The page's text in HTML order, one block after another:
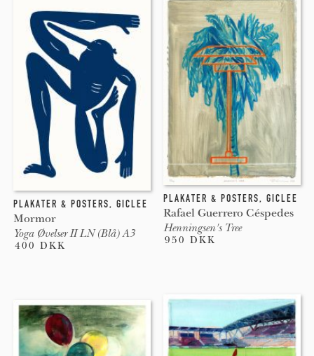
PLAKATER & POSTERS, GICLEE
Mormor
Yoga Øvelser II LN (Blå) A3
400 DKK
PLAKATER & POSTERS, GICLEE
Rafael Guerrero Céspedes
Henningsen's Tree
950 DKK